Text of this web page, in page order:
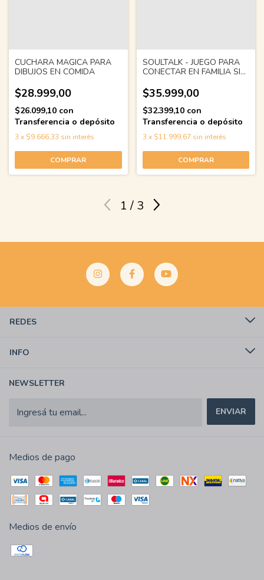
CUCHARA MAGICA PARA
DIBUJOS EN COMIDA
$28.999,00
$26.099,10 con
Transferencia o depósito
3 x $9.666,33 sin interés
SOULTALK - JUEGO PARA
CONECTAR EN FAMILIA SIN
$35.999,00
$32.399,10 con
Transferencia o depósito
3 x $11.999,67 sin interés
1 / 3
REDES
INFO
NEWSLETTER
Medios de pago
Medios de envío